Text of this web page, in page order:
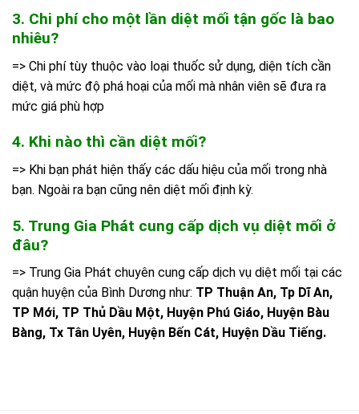
3. Chi phí cho một lần diệt mối tận gốc là bao
nhiêu?
=> Chi phí tùy thuộc vào loại thuốc sử dụng, diện tích cần
diệt, và mức độ phá hoại của mối mà nhân viên sẽ đưa ra
mức giá phù hợp
4. Khi nào thì cần diệt mối?
=> Khi bạn phát hiện thấy các dấu hiệu của mối trong nhà
bạn. Ngoài ra bạn cũng nên diệt mối định kỳ.
5. Trung Gia Phát cung cấp dịch vụ diệt mối ở
đâu?
=> Trung Gia Phát chuyên cung cấp dịch vụ diệt mối tại các
quận huyện của Bình Dương như: TP Thuận An, Tp Dĩ An,
TP Mới, TP Thủ Dầu Một, Huyện Phú Giáo, Huyện Bàu
Bàng, Tx Tân Uyên, Huyện Bến Cát, Huyện Dầu Tiếng.